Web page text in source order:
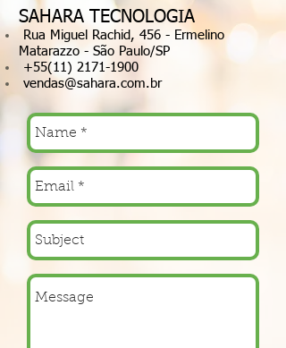
SAHARA TECNOLOGIA
Rua Miguel Rachid, 456 - Ermelino
Matarazzo - São Paulo/SP
+55(11) 2171-1900
vendas@sahara.com.br